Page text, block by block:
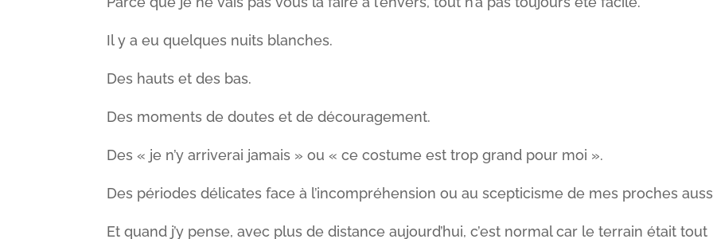
Il y a eu quelques nuits blanches.
Des hauts et des bas.
Des moments de doutes et de découragement.
Des « je n’y arriverai jamais » ou « ce costume est trop grand pour moi ».
Des périodes délicates face à l’incompréhension ou au scepticisme de mes proches
Et quand j’y pense, avec plus de distance aujourd’hui, c’est normal car le terrain était tout